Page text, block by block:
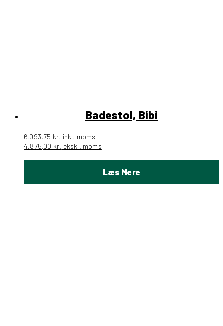
Badestol, Bibi
6.093,75 kr. inkl. moms
4.875,00 kr. ekskl. moms
Læs Mere